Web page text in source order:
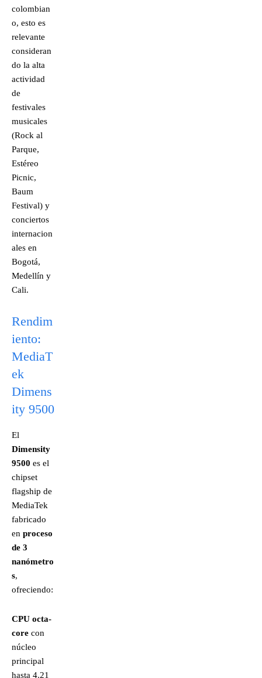
colombian
o, esto es
relevante
consideran
do la alta
actividad
de
festivales
musicales
(Rock al
Parque,
Estéreo
Picnic,
Baum
Festival) y
conciertos
internacion
ales en
Bogotá,
Medellín y
Cali.
Rendim
iento:
MediaT
ek
Dimens
ity 9500
El
Dimensity
9500 es el
chipset
flagship de
MediaTek
fabricado
en proceso
de 3
nanómetro
s,
ofreciendo:
CPU octa-
core con
núcleo
principal
hasta 4.21